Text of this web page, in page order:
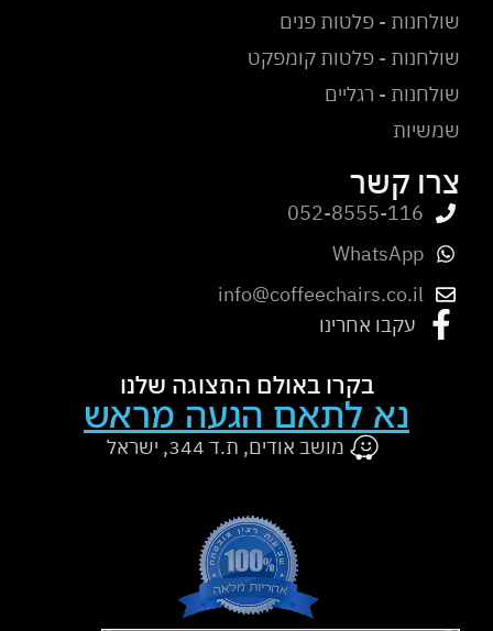
שולחנות - פלטות פנים
שולחנות - פלטות קומפקט
שולחנות - רגליים
שמשיות
צרו קשר
052-8555-116
WhatsApp
info@coffeechairs.co.il
עקבו אחרינו
בקרו באולם התצוגה שלנו
נא לתאם הגעה מראש
מושב אודים, ת.ד 344, ישראל